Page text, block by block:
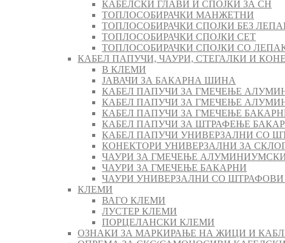
КАБЕЛСКИ ГЛАВИ И СПОЈКИ ЗА СН
ТОПЛОСОБИРАЧКИ МАНЖЕТНИ
ТОПЛОСОБИРАЧКИ СПОЈКИ БЕЗ
ТОПЛОСОБИРАЧКИ СПОЈКИ СЕТ
ТОПЛОСОБИРАЧКИ СПОЈКИ СО
КАБЕЛ ПАПУЧИ, ЧАУРИ, СТЕГАЛКИ И
В КЛЕМИ
ЈАВАЧИ ЗА БАКАРНА ШИНА
КАБЕЛ ПАПУЧИ ЗА ГМЕЧЕЊЕ
КАБЕЛ ПАПУЧИ ЗА ГМЕЧЕЊЕ
КАБЕЛ ПАПУЧИ ЗА ГМЕЧЕЊЕ
КАБЕЛ ПАПУЧИ ЗА ШТРАФЕЊЕ
КАБЕЛ ПАПУЧИ УНИВЕРЗАЛНИ СО
КОНЕКТОРИ УНИВЕРЗАЛНИ ЗА
ЧАУРИ ЗА ГМЕЧЕЊЕ
ЧАУРИ ЗА ГМЕЧЕЊЕ БАКАРНИ
ЧАУРИ УНИВЕРЗАЛНИ СО
КЛЕМИ
ВАГО КЛЕМИ
ЛУСТЕР КЛЕМИ
ПОРЦЕЛАНСКИ КЛЕМИ
ОЗНАКИ ЗА МАРКИРАЊЕ НА ЖИЦИ И